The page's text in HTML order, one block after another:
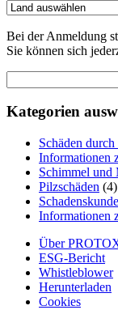
Bei der Anmeldung
Sie können sich
Kategorien
Schäden durch
Informationen
Schimmel und
Pilzschäden (4)
Schadenskunde
Informationen
Über
ESG-Bericht
Whistleblower
Herunterladen
Cookies